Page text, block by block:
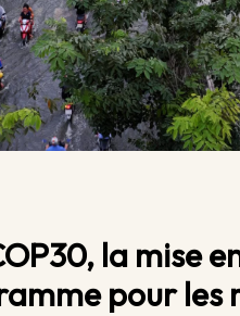
la mise
pour les